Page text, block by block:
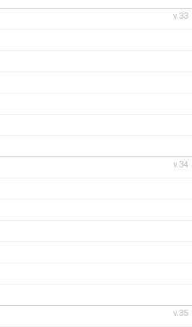
v.33
v.34
v.35